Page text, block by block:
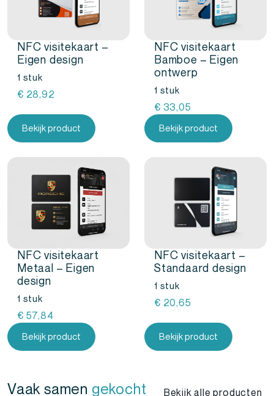
NFC visitekaart –
Eigen design
1 stuk
€ 28,92
Bekijk product
NFC visitekaart
Bamboe – Eigen
ontwerp
1 stuk
€ 33,05
Bekijk product
NFC visitekaart
Metaal – Eigen
design
1 stuk
€ 57,84
Bekijk product
NFC visitekaart –
Standaard design
1 stuk
€ 20,65
Bekijk product
Vaak samen gekocht Bekijk alle producten